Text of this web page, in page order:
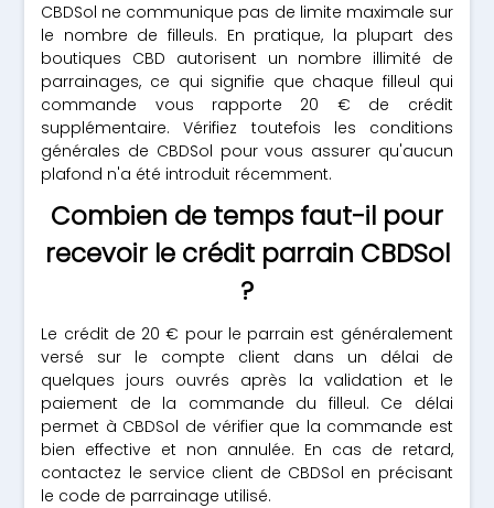
CBDSol ne communique pas de limite maximale sur
le nombre de filleuls. En pratique, la plupart des
boutiques CBD autorisent un nombre illimité de
parrainages, ce qui signifie que chaque filleul qui
commande vous rapporte 20 € de crédit
supplémentaire. Vérifiez toutefois les conditions
générales de CBDSol pour vous assurer qu'aucun
plafond n'a été introduit récemment.
Combien de temps faut-il pour
recevoir le crédit parrain CBDSol
?
Le crédit de 20 € pour le parrain est généralement
versé sur le compte client dans un délai de
quelques jours ouvrés après la validation et le
paiement de la commande du filleul. Ce délai
permet à CBDSol de vérifier que la commande est
bien effective et non annulée. En cas de retard,
contactez le service client de CBDSol en précisant
le code de parrainage utilisé.